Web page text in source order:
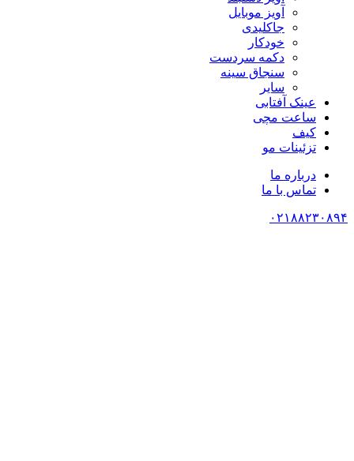
آویز موبایل
جاکلیدی
خودکار
دکمه سردست
سنجاق سینه
سایر
عینک آفتابی
ساعت مچی
کیف
تزئینات مو
درباره ما
تماس با ما
۰۲۱۸۸۲۳۰۸۹۴